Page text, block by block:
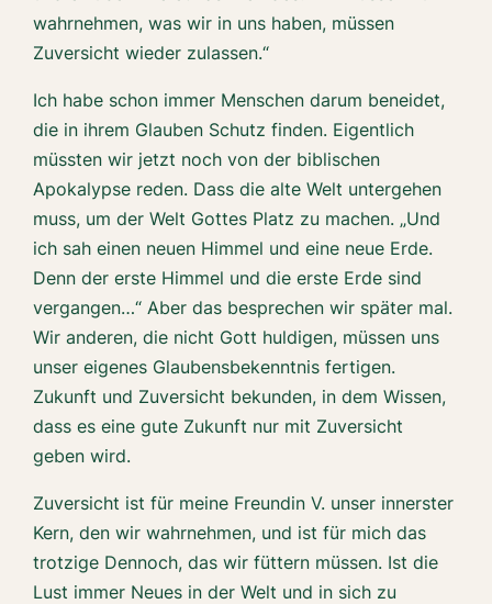
wahrnehmen, was wir in uns haben, müssen
Zuversicht wieder zulassen.“
Ich habe schon immer Menschen darum beneidet,
die in ihrem Glauben Schutz finden. Eigentlich
müssten wir jetzt noch von der biblischen
Apokalypse reden. Dass die alte Welt untergehen
muss, um der Welt Gottes Platz zu machen. „Und
ich sah einen neuen Himmel und eine neue Erde.
Denn der erste Himmel und die erste Erde sind
vergangen…“ Aber das besprechen wir später mal.
Wir anderen, die nicht Gott huldigen, müssen uns
unser eigenes Glaubensbekenntnis fertigen.
Zukunft und Zuversicht bekunden, in dem Wissen,
dass es eine gute Zukunft nur mit Zuversicht
geben wird.
Zuversicht ist für meine Freundin V. unser innerster
Kern, den wir wahrnehmen, und ist für mich das
trotzige Dennoch, das wir füttern müssen. Ist die
Lust immer Neues in der Welt und in sich zu